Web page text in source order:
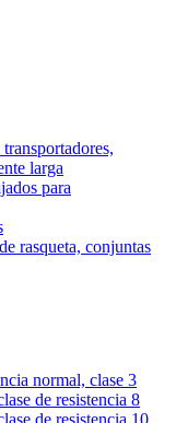
larga
para
rasqueta, conjuntas
normal, clase 3
de resistencia 8
de resistencia 10